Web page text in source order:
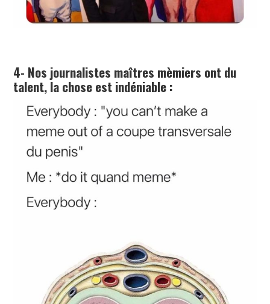
4- Nos journalistes maîtres mèmiers ont du
talent, la chose est indéniable :